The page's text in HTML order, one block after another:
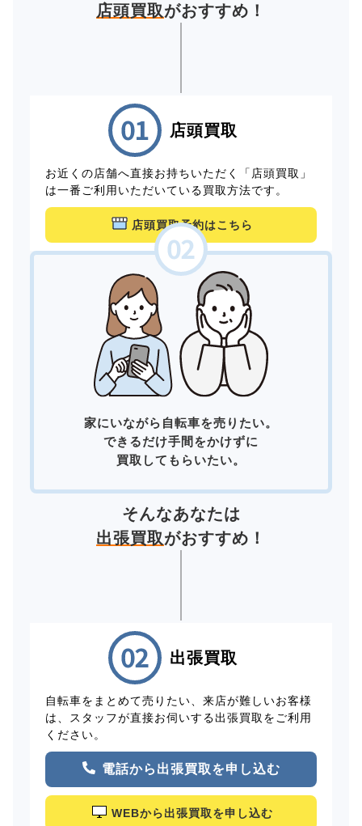
店頭買取がおすすめ！
店頭買取
お近くの店舗へ直接お持ちいただく「店頭買取」
は一番ご利用いただいている買取方法です。
店頭買取予約はこちら
家にいながら自転車を売りたい。
できるだけ手間をかけずに
買取してもらいたい。
そんなあなたは
出張買取がおすすめ！
出張買取
自転車をまとめて売りたい、来店が難しいお客様
は、スタッフが直接お伺いする出張買取をご利用
ください。
電話から出張買取を申し込む
WEBから出張買取を申し込む